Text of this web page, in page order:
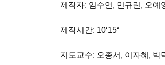
제작자: 임수연, 민규린, 오예
제작시간: 10‘15“
지도교수: 오종서, 이자혜, 박